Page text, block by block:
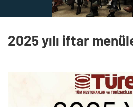
2025 yılı iftar